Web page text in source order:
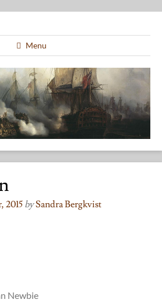
Menu
2015bySandra Bergkvist
Newbie